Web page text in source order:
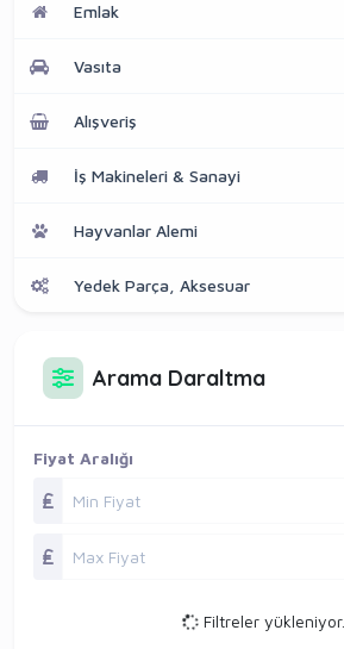
Emlak
Vasıta
Alışveriş
İş Makineleri & Sanayi
Hayvanlar Alemi
Yedek Parça, Aksesuar
Arama Daraltma
Fiyat Aralığı
Filtreler yükleniyor...